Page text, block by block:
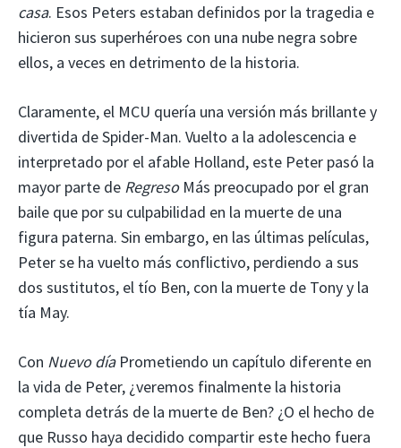
casa. Esos Peters estaban definidos por la tragedia e
hicieron sus superhéroes con una nube negra sobre
ellos, a veces en detrimento de la historia.
Claramente, el MCU quería una versión más brillante y
divertida de Spider-Man. Vuelto a la adolescencia e
interpretado por el afable Holland, este Peter pasó la
mayor parte de RegresoMás preocupado por el gran
baile que por su culpabilidad en la muerte de una
figura paterna. Sin embargo, en las últimas películas,
Peter se ha vuelto más conflictivo, perdiendo a sus
dos sustitutos, el tío Ben, con la muerte de Tony y la
tía May.
Con Nuevo díaPrometiendo un capítulo diferente en
la vida de Peter, ¿veremos finalmente la historia
completa detrás de la muerte de Ben? ¿O el hecho de
que Russo haya decidido compartir este hecho fuera